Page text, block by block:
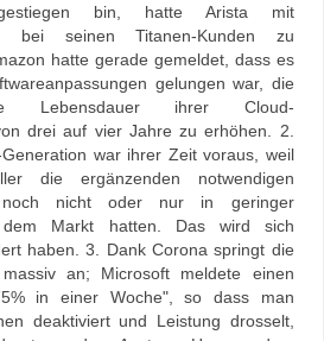
bin, hatte Arista mit
bei seinen Titanen-Kunden zu
hatte gerade gemeldet, dass es
gelungen war, die
Lebensdauer ihrer Cloud-
drei auf vier Jahre zu erhöhen. 2.
war ihrer Zeit voraus, weil
die ergänzenden notwendigen
noch nicht oder nur in geringer
dem Markt hatten. Das wird sich
haben. 3. Dank Corona springt die
massiv an; Microsoft meldete einen
in einer Woche", so dass man
deaktiviert und Leistung drosselt,